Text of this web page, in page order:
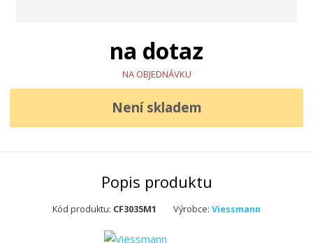
na dotaz
NA OBJEDNÁVKU
Není skladem
Popis produktu
Kód produktu: CF3035M1
d
Výrobce: Viessmann